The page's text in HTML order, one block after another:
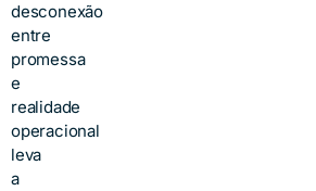
desconexão
entre
promessa
e
realidade
operacional
leva
a